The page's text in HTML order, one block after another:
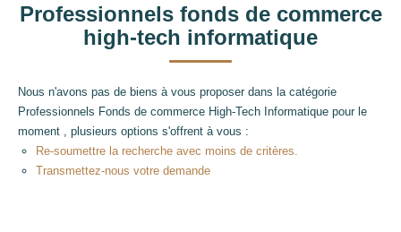
Professionnels fonds de commerce
high-tech informatique
Nous n'avons pas de biens à vous proposer dans la catégorie
Professionnels Fonds de commerce High-Tech Informatique pour le
moment , plusieurs options s'offrent à vous :
Re-soumettre la recherche avec moins de critères.
Transmettez-nous votre demande